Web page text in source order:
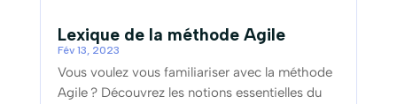
Lexique de la méthode Agile
Fév 13, 2023
Vous voulez vous familiariser avec la méthode
Agile ? Découvrez les notions essentielles du